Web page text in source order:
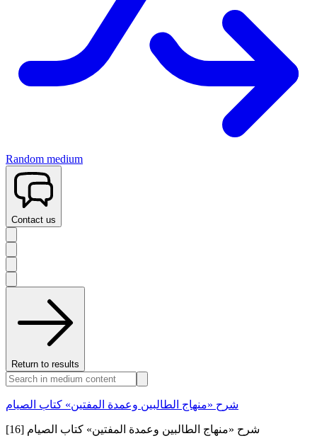
Random medium
Contact us
Return to results
شرح «منهاج الطالبين وعمدة المفتين» كتاب الصيام
شرح «منهاج الطالبين وعمدة المفتين» كتاب الصيام [16]